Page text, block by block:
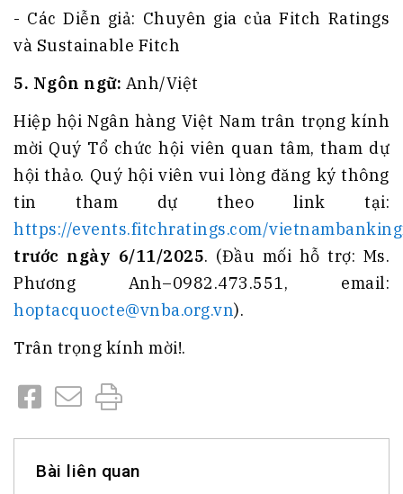
- Các Diễn giả: Chuyên gia của Fitch Ratings
và Sustainable Fitch
5. Ngôn ngữ: Anh/Việt
Hiệp hội Ngân hàng Việt Nam trân trọng kính
mời Quý Tổ chức hội viên quan tâm, tham dự
hội thảo. Quý hội viên vui lòng đăng ký thông
tin tham dự theo link tại:
https://events.fitchratings.com/
trước ngày 6/11/2025. (Đầu mối hỗ trợ: Ms.
Phương Anh–0982.473.551, email:
hoptacquocte@vnba.org.vn).
Trân trọng kính mời!.
Bài liên quan